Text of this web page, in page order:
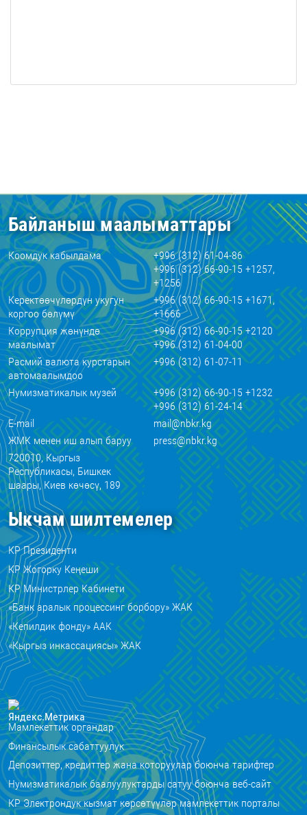
Байланыш маалыматтары
Коомдук кабылдама
+996 (312) 61-04-86
+996 (312) 66-90-15 +1257,
+1256
Керектөөчүлөрдүн укугун
коргоо бөлүмү
+996 (312) 66-90-15 +1671,
+1666
Коррупция жөнүндө
маалымат
+996 (312) 66-90-15 +2120
+996 (312) 61-04-00
Расмий валюта курстарын
автомаалымдоо
+996 (312) 61-07-11
Нумизматикалык музей
+996 (312) 66-90-15 +1232
+996 (312) 61-24-14
E-mail
mail@nbkr.kg
ЖМК менен иш алып баруу
press@nbkr.kg
720010, Кыргыз
Республикасы, Бишкек
шаары, Киев көчөсү, 189
Ыкчам шилтемелер
КР Президенти
КР Жогорку Кеңеши
КР Министрлер Кабинети
«Банк аралык процессинг борбору» ЖАК
«Кепилдик фонду» ААК
«Кыргыз инкассациясы» ЖАК
Мамлекеттик органдар
Финансылык сабаттуулук
Депозиттер, кредиттер жана которуулар боюнча тарифтер
Нумизматикалык баалуулуктарды сатуу боюнча веб-сайт
КР Электрондук кызмат көрсөтүүлөр мамлекеттик порталы